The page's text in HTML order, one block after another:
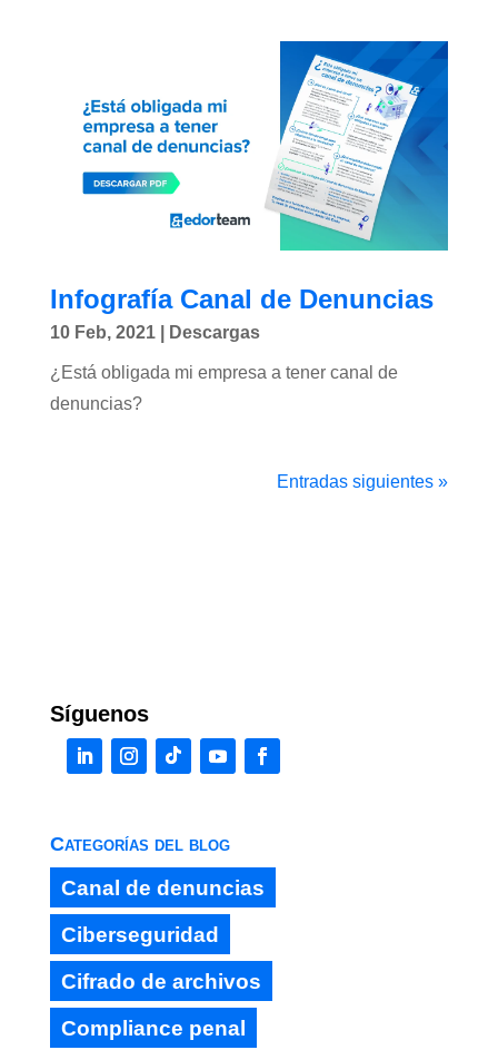
Infografía Canal de Denuncias
10 Feb, 2021| Descargas
¿Está obligada mi empresa a tener canal de
denuncias?
Entradas siguientes »
Síguenos
Categorías del blog
Canal de denuncias
Ciberseguridad
Cifrado de archivos
Compliance penal